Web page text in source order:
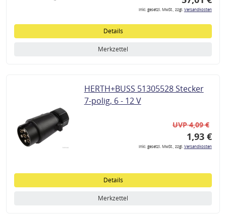
inkl. gesetzl. MwSt., zzgl.Versandkosten
Details
Merkzettel
HERTH+BUSS 51305528 Stecker
7-polig, 6 - 12 V
UVP 4,09 €
1,93 €
inkl. gesetzl. MwSt., zzgl.Versandkosten
Details
Merkzettel